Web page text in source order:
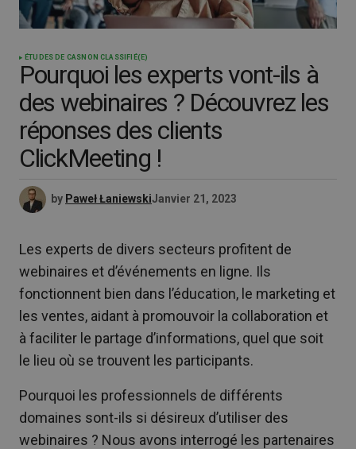
ÉTUDES DE CAS NON CLASSIFIÉ(E)
Pourquoi les experts vont-ils à
des webinaires ? Découvrez les
réponses des clients
ClickMeeting !
by Paweł ŁaniewskiJanvier 21, 2023
Les experts de divers secteurs profitent de
webinaires et d’événements en ligne. Ils
fonctionnent bien dans l’éducation, le marketing et
les ventes, aidant à promouvoir la collaboration et
à faciliter le partage d’informations, quel que soit
le lieu où se trouvent les participants.
Pourquoi les professionnels de différents
domaines sont-ils si désireux d’utiliser des
webinaires ? Nous avons interrogé les partenaires